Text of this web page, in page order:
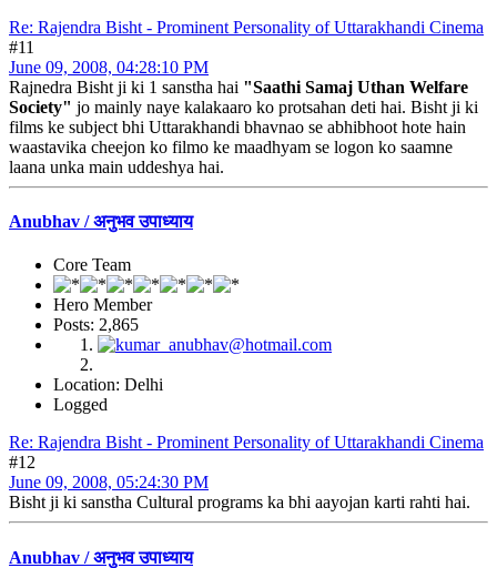
Re: Rajendra Bisht - Prominent Personality of Uttarakhandi Cinema
#11
June 09, 2008, 04:28:10 PM
Rajnedra Bisht ji ki 1 sanstha hai "Saathi Samaj Uthan Welfare
Society" jo mainly naye kalakaaro ko protsahan deti hai. Bisht ji ki
films ke subject bhi Uttarakhandi bhavnao se abhibhoot hote hain
waastavika cheejon ko filmo ke maadhyam se logon ko saamne
laana unka main uddeshya hai.
Anubhav / अनुभव उपाध्याय
Core Team
Hero Member
Posts: 2,865
Location: Delhi
Logged
Re: Rajendra Bisht - Prominent Personality of Uttarakhandi Cinema
#12
June 09, 2008, 05:24:30 PM
Bisht ji ki sanstha Cultural programs ka bhi aayojan karti rahti hai.
Anubhav / अनुभव उपाध्याय